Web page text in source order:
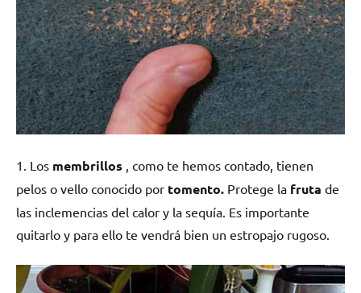
1. Los membrillos , como te hemos contado, tienen
pelos o vello conocido por tomento. Protege la fruta de
las inclemencias del calor y la sequía. Es importante
quitarlo y para ello te vendrá bien un estropajo rugoso.